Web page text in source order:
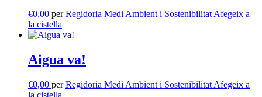
€0,00 perRegidoria Medi Ambient i Sostenibilitat Afegeix a
la cistella
Aigua va!
€0,00 perRegidoria Medi Ambient i Sostenibilitat Afegeix a
la cistella